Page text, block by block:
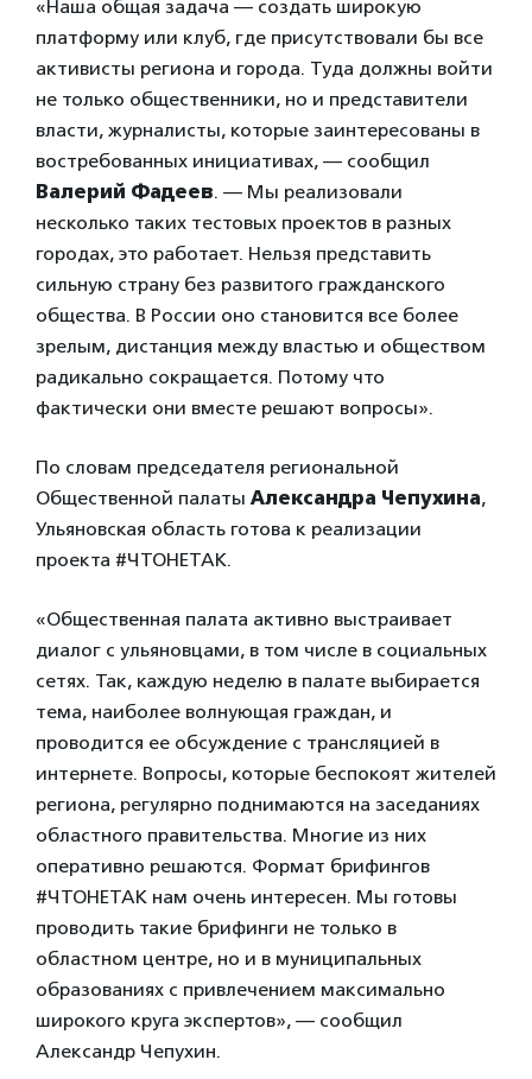
«Наша общая задача — создать широкую
платформу или клуб, где присутствовали бы все
активисты региона и города. Туда должны войти
не только общественники, но и представители
власти, журналисты, которые заинтересованы в
востребованных инициативах, — сообщил
Валерий Фадеев. — Мы реализовали
несколько таких тестовых проектов в разных
городах, это работает. Нельзя представить
сильную страну без развитого гражданского
общества. В России оно становится все более
зрелым, дистанция между властью и обществом
радикально сокращается. Потому что
фактически они вместе решают вопросы».
По словам председателя региональной
Общественной палаты Александра Чепухина,
Ульяновская область готова к реализации
проекта #ЧТОНЕТАК.
«Общественная палата активно выстраивает
диалог с ульяновцами, в том числе в социальных
сетях. Так, каждую неделю в палате выбирается
тема, наиболее волнующая граждан, и
проводится ее обсуждение с трансляцией в
интернете. Вопросы, которые беспокоят жителей
региона, регулярно поднимаются на заседаниях
областного правительства. Многие из них
оперативно решаются. Формат брифингов
#ЧТОНЕТАК нам очень интересен. Мы готовы
проводить такие брифинги не только в
областном центре, но и в муниципальных
образованиях с привлечением максимально
широкого круга экспертов», — сообщил
Александр Чепухин.